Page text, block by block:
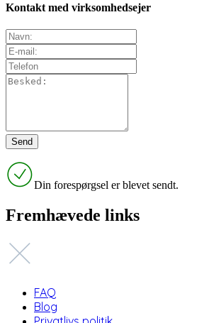
Kontakt med virksomhedsejer
Din forespørgsel er blevet sendt.
Fremhævede links
FAQ
Blog